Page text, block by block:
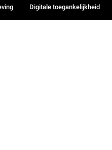
Digitale toegankelijkheid